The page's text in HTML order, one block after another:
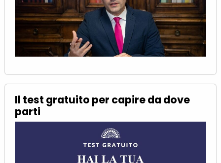
Il test gratuito per capire da dove
parti